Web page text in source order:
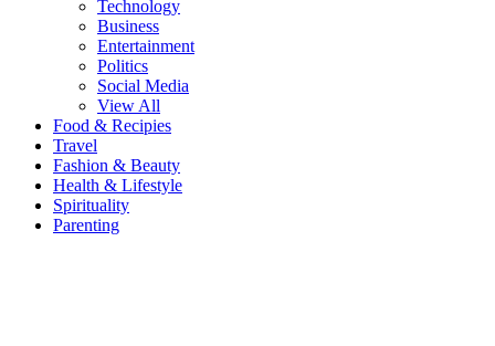
Technology
Business
Entertainment
Politics
Social Media
View All
Food & Recipies
Travel
Fashion & Beauty
Health & Lifestyle
Spirituality
Parenting